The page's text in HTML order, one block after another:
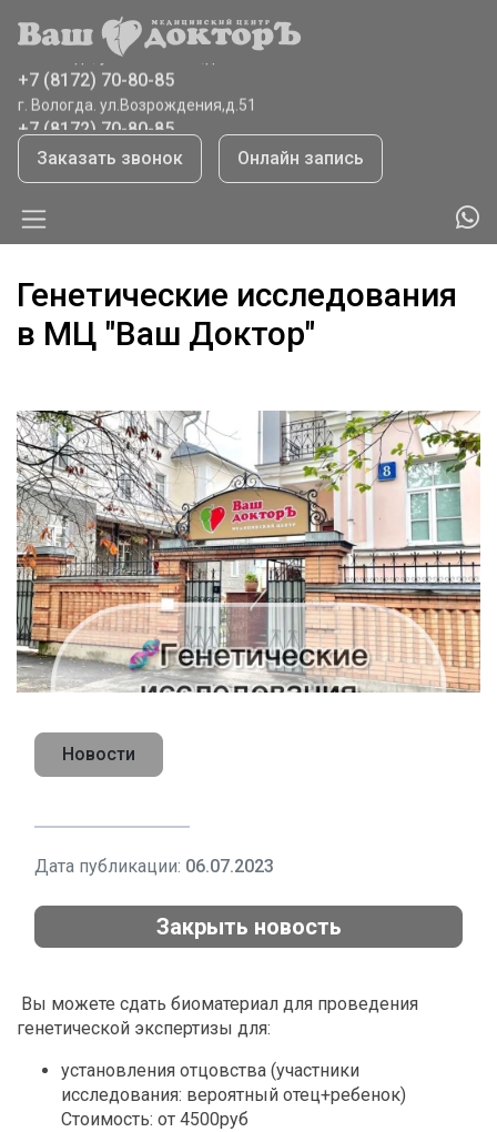
г. Вологда, ул.Ветошкина,д.8
+7 (8172) 70-80-85
г. Вологда. ул.Возрождения,д.51
+7 (8172) 70-80-85
г.Тотьма, ул.Садовая,41
+7 (921) 065 9208
Заказать звонок Онлайн запись
Генетические исследования
в МЦ "Ваш Доктор"
Новости
Дата публикации: 06.07.2023
Закрыть новость
Вы можете сдать биоматериал для проведения
генетической экспертизы для:
установления отцовства (участники
исследования: вероятный отец+ребенок)
Стоимость: от 4500руб